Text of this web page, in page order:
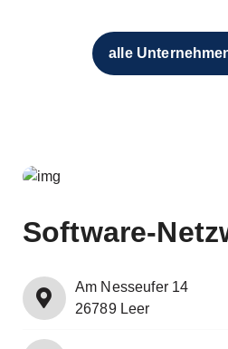
alle
Software-
Am Nesseufer 14
26789 Leer